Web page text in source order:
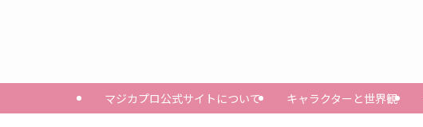
マジカプロ公式サイトについて キャラクターと世界観